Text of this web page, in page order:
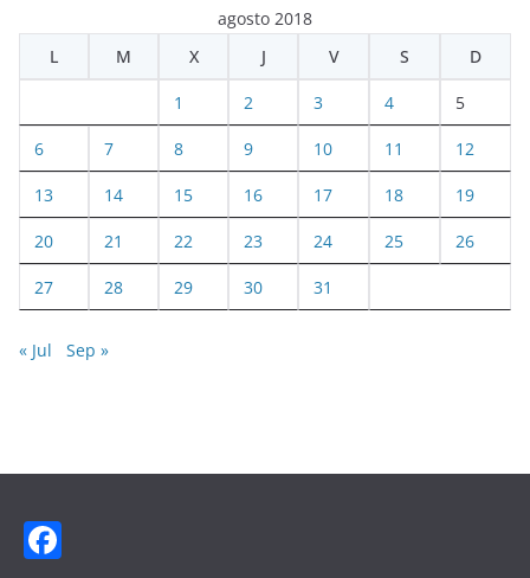
agosto 2018
L
M X J V S D
1 2 3 4 5
6 7 8 9 10 11 12
13 14 15 16 17 18 19
20 21 22 23 24 25 26
27 28 29 30 31
« Jul Sep »